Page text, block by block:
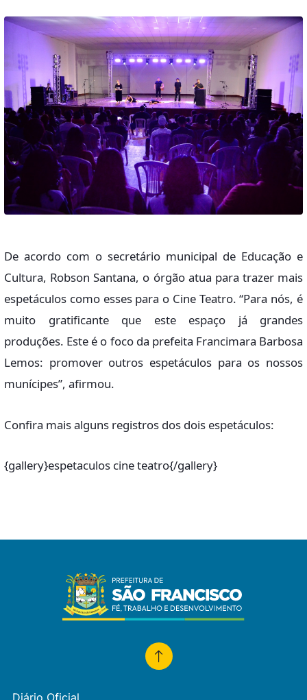
De acordo com o secretário municipal de Educação e
Cultura, Robson Santana, o órgão atua para trazer mais
espetáculos como esses para o Cine Teatro. “Para nós, é
muito gratificante que este espaço já grandes
produções. Este é o foco da prefeita Francimara Barbosa
Lemos: promover outros espetáculos para os nossos
munícipes”, afirmou.
Confira mais alguns registros dos dois espetáculos:
{gallery}espetaculos cine teatro{/gallery}